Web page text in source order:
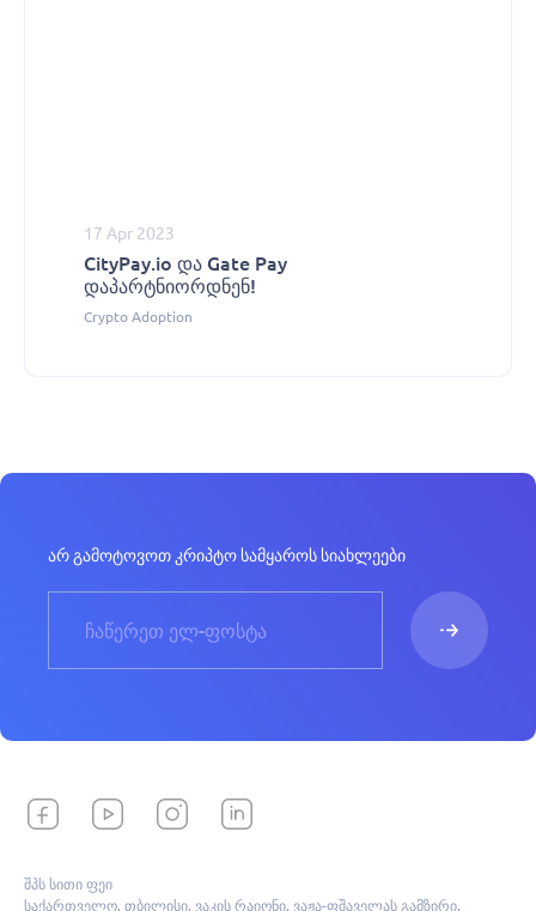
CityPay.io და Gate Pay
დაპარტნიორდნენ!
Crypto Adoption
17 Apr 2023
არ გამოტოვოთ კრიპტო სამყაროს სიახლეები
შპს სითი ფეი
საქართველო, თბილისი, ვაკის რაიონი, ვაჟა-ფშაველას გამზირი,